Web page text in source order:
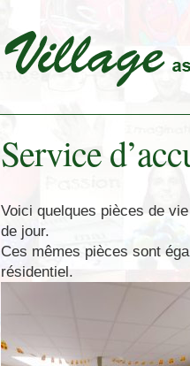
Service
Voici quelques pièces de
de jour.
Ces mêmes pièces sont
résidentiel.